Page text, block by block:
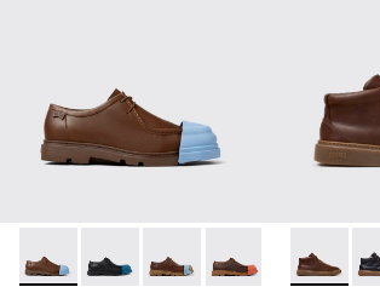
Junction - K100872-030 - Brown
Junction - K100872-046
Junction - K100872-039
Junction - K100872-
Junction -
Runner